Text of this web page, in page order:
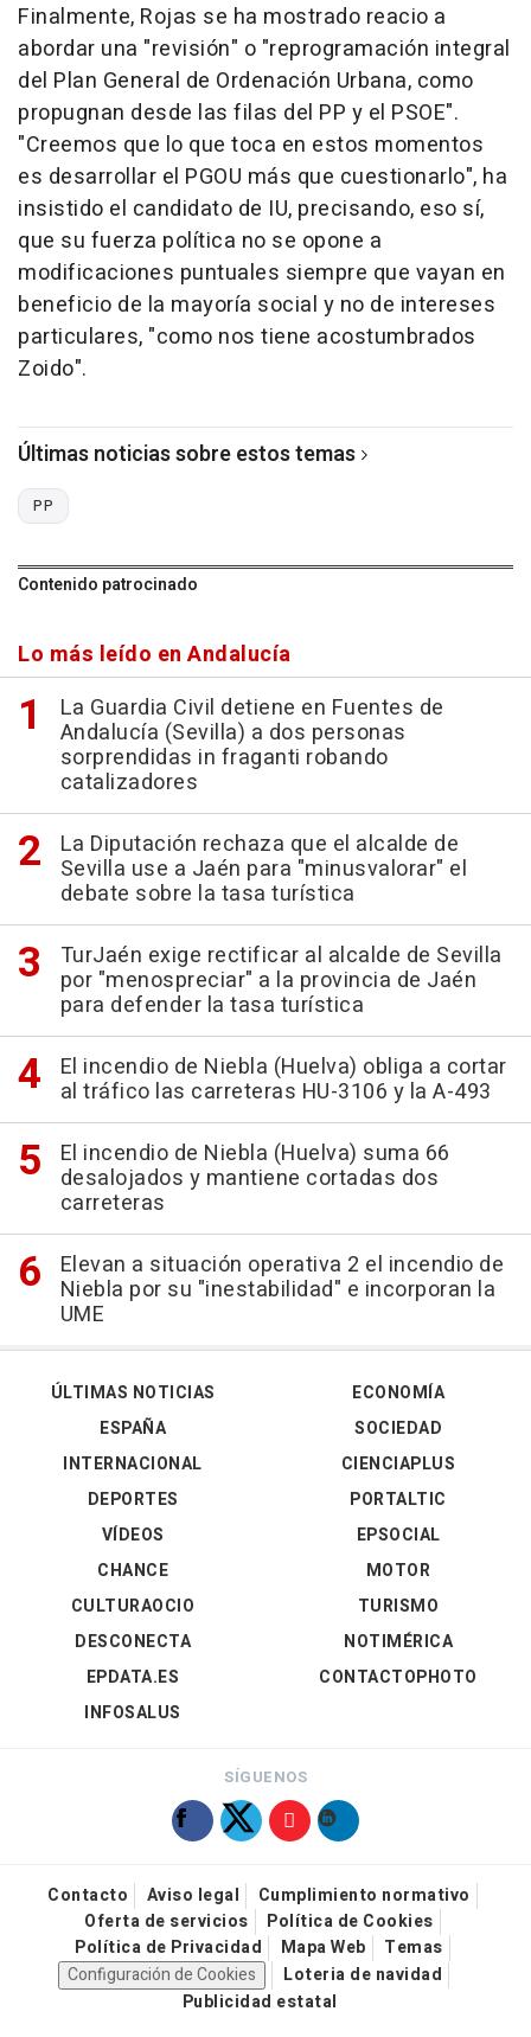
Finalmente, Rojas se ha mostrado reacio a
abordar una "revisión" o "reprogramación integral
del Plan General de Ordenación Urbana, como
propugnan desde las filas del PP y el PSOE".
"Creemos que lo que toca en estos momentos
es desarrollar el PGOU más que cuestionarlo", ha
insistido el candidato de IU, precisando, eso sí,
que su fuerza política no se opone a
modificaciones puntuales siempre que vayan en
beneficio de la mayoría social y no de intereses
particulares, "como nos tiene acostumbrados
Zoido".
Últimas noticias sobre estos temas
PP
Contenido patrocinado
Lo más leído en Andalucía
La Guardia Civil detiene en Fuentes de
Andalucía (Sevilla) a dos personas
sorprendidas in fraganti robando
catalizadores
La Diputación rechaza que el alcalde de
Sevilla use a Jaén para "minusvalorar" el
debate sobre la tasa turística
TurJaén exige rectificar al alcalde de Sevilla
por "menospreciar" a la provincia de Jaén
para defender la tasa turística
El incendio de Niebla (Huelva) obliga a cortar
al tráfico las carreteras HU-3106 y la A-493
El incendio de Niebla (Huelva) suma 66
desalojados y mantiene cortadas dos
carreteras
Elevan a situación operativa 2 el incendio de
Niebla por su "inestabilidad" e incorporan la
UME
ÚLTIMAS NOTICIAS
ESPAÑA
INTERNACIONAL
DEPORTES
VÍDEOS
ECONOMÍA
SOCIEDAD
CIENCIAPLUS
PORTALTIC
EPSOCIAL
CHANCE
CULTURAOCIO
DESCONECTA
EPDATA.ES
INFOSALUS
MOTOR
TURISMO
NOTIMÉRICA
CONTACTOPHOTO
SÍGUENOS
Contacto Aviso legal
Cumplimiento normativo
Oferta de servicios
Política de Cookies
Política de Privacidad
Mapa Web
Temas
Configuración de Cookies
Loteria de navidad
Publicidad estatal